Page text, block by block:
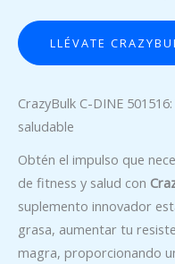
LLÉVATE
CrazyBulk C-DINE
saludable
Obtén el impulso que
de fitness y salud con
suplemento innovador
grasa, aumentar tu
magra, proporcionando